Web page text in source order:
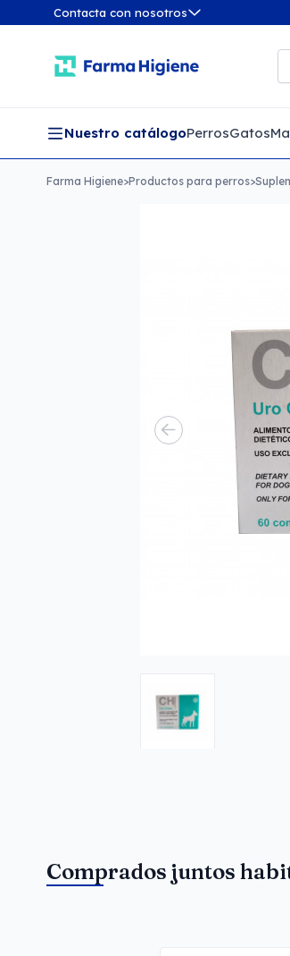
Contacta con nosotros
Nuestro catálogoPerrosGatos
Farma Higiene>Productos para perros>
Comprados juntos